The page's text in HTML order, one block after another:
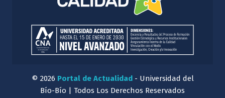
© 2026 Portal de Actualidad- Universidad del
Bío-Bío | Todos Los Derechos Reservados